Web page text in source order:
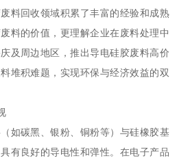
料回收领域积累了丰富的经验和成熟
料的价值，更理解企业在废料处理中
及周边地区，推出导电硅胶废料高价
堆积难题，实现环保与经济效益的双
如碳黑、银粉、铜粉等）与硅橡胶基
有良好的导电性和弹性。在电子产品